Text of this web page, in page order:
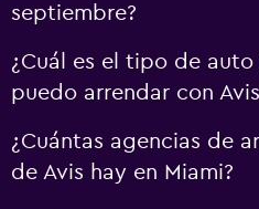
septiembre?
¿Cuál es el tipo de
puedo arrendar con
¿Cuántas agencias de
de Avis hay en Miami?